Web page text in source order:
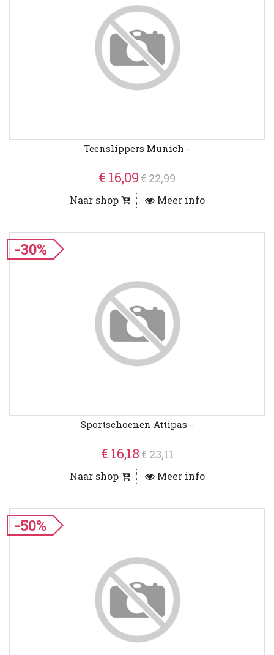
Teenslippers Munich -
€ 16,09€ 22,99
Naar shop Meer info
-30%
Sportschoenen Attipas -
€ 16,18€ 23,11
Naar shop Meer info
-50%